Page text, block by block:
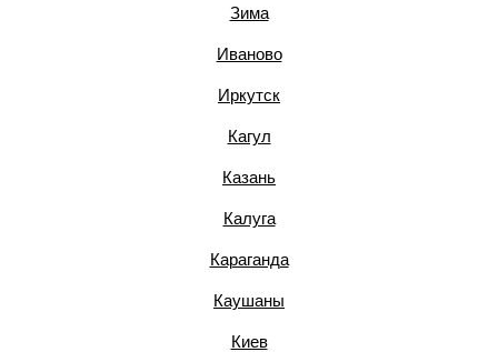
Зима
Иваново
Иркутск
Кагул
Казань
Калуга
Караганда
Каушаны
Киев